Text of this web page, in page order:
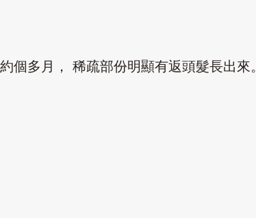
個多月， 稀疏部份明顯有返頭髮長出來。